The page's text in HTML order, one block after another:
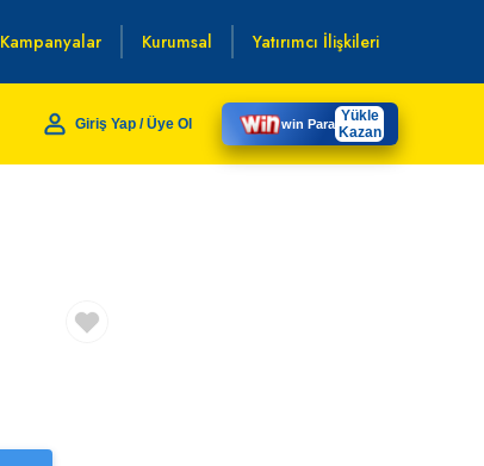
Kampanyalar Kurumsal Yatırımcı İlişkileri
Giriş Yap / Üye Ol win Para Yükle
Kazan